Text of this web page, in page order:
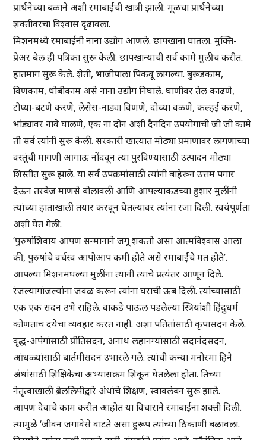
प्रार्थनेच्या बळाने अशी रमाबाईंची खात्री झाली. मूळचा प्रार्थनेच्या
शक्तीवरचा विश्वास दृढावला.
मिशनमध्ये रमाबाईंनी नाना उद्योग आणले. छापखाना घातला. मुक्ति-
प्रेअर बेल ही पत्रिका सुरू केली. छापखान्याची सर्व कामे मुलीच करीत.
हातमाग सुरू केले. शेती, भाजीपाला पिकवू लागल्या. बुरूडकाम,
विणकाम, धोबीकाम असे नाना उद्योग निघाले. घाणीवर तेल काढणे,
टोप्या-बटणे करणे, लेसेस-नाड्या विणणे, दोच्या वळणे, कल्हई करणे,
भांड्यावर नांवे घालणे, एक ना दोन अशी दैनंदिन उपयोगाची जी जी कामे
ती सर्व त्यांनी सुरू केली. सरकारी खात्यात मोठ्या प्रमाणावर लागणाच्या
वस्तूंची मागणी आगाऊ नोंदवून त्या पुरविण्यासाठी उत्पादन मोठ्या
शिस्तीत सुरू झाले. या सर्व उपक्रमांसाठी त्यांनी बाहेरून उत्तम पगार
देऊन तरबेज माणसे बोलावली आणि आपल्याकडच्या हुशार मुलींनी
त्यांच्या हाताखाली तयार करवून घेतल्यावर त्यांना रजा दिली. स्वयंपूर्णता
अशी येत गेली.
‘पुरुषांशिवाय आपण सन्मानाने जगू शकतो असा आत्मविश्वास आला
की, पुरुषांचे वर्चस्व आपोआप कमी होते असे रमाबाईंचे मत होते’.
आपल्या मिशनमधल्या मुलींना त्यांनी त्याचे प्रत्यंतर आणून दिले.
रंजल्यागांजल्यांना जवळ करून त्यांना घराची ऊब दिली. त्यांच्यासाठी
एक एक सदन उभे राहिले. वाकडे पाऊल पडलेल्या स्त्रियांशी हिंदुधर्म
कोणताच दयेचा व्यवहार करत नाही. अशा पतितांसाठी कृपासदन केले.
वृद्ध-अपंगांसाठी प्रीतिसदन, अनाथ लहानग्यांसाठी सदानंदसदन,
आंधळ्यांसाठी बार्तमीसदन उभारले गले. त्यांची कन्या मनोरमा हिने
अंधांसाठी शिक्षिकेचा अभ्यासक्रम शिकून घेतलेला होता. तिच्या
नेतृत्वाखाली ब्रेललिपीद्वारे अंधांचे शिक्षण, स्वावलंबन सुरू झाले.
आपण देवाचे काम करीत आहोत या विचाराने रमाबाईंना शक्ती दिली.
त्यामुळे ‘जीवन जगावेसे वाटते असा हुरूप त्यांच्या ठिकाणी बळावला.